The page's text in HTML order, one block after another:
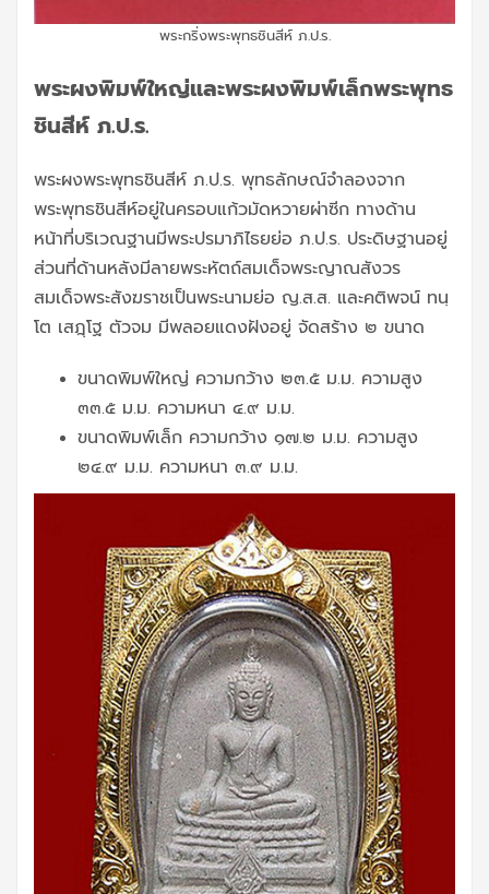
พระกริ่งพระพุทธชินสีห์ ภ.ป.ร.
พระผงพิมพ์ใหญ่และพระผงพิมพ์เล็กพระพุทธ
ชินสีห์ ภ.ป.ร.
พระผงพระพุทธชินสีห์ ภ.ป.ร. พุทธลักษณ์จำลองจาก
พระพุทธชินสีห์อยู่ในครอบแก้วมัดหวายผ่าซีก ทางด้าน
หน้าที่บริเวณฐานมีพระปรมาภิไธยย่อ ภ.ป.ร. ประดิษฐานอยู่
ส่วนที่ด้านหลังมีลายพระหัตถ์สมเด็จพระญาณสังวร
สมเด็จพระสังฆราชเป็นพระนามย่อ ญ.ส.ส. และคติพจน์ ทนฺ
โต เสฎฺโฐ ตัวจม มีพลอยแดงฝังอยู่ จัดสร้าง ๒ ขนาด
ขนาดพิมพ์ใหญ่ ความกว้าง ๒๓.๕ ม.ม. ความสูง
๓๓.๕ ม.ม. ความหนา ๔.๙ ม.ม.
ขนาดพิมพ์เล็ก ความกว้าง ๑๗.๒ ม.ม. ความสูง
๒๔.๙ ม.ม. ความหนา ๓.๙ ม.ม.